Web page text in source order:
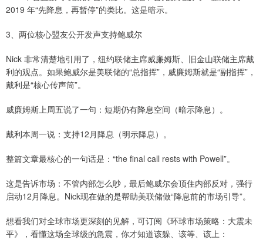
2019 年“先降息，再暂停”的类比。这是暗示。
3、两位核心盟友公开发声支持鲍威尔
Nick 非常清楚地引用了，纽约联储主席威廉姆斯、旧金山联储主席戴
利的观点。如果鲍威尔是美联储的“总指挥”，威廉姆斯就是“副指挥”，
戴利是“核心传声筒”。
威廉姆斯上周五说了一句：短期仍有降息空间（暗示降息）。
戴利本周一说：支持12月降息（明示降息）。
整篇文章最核心的一句话是：“the final call rests with Powell”。
这是告诉市场：不管内部怎么吵，最后鲍威尔会顶住内部反对，强行
启动12月降息。Nick现在做的是帮助美联储做“降息前的市场引导”。
想看我们对全球市场更深刻的见解，可订阅《环球市场策略：大震未
平》，看懂这场全球级的急震，你才知道该躲、该等、该上：